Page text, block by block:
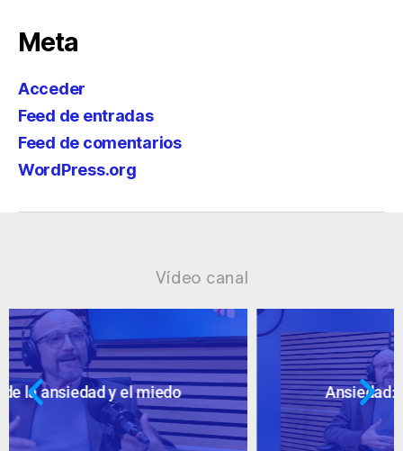
Meta
Acceder
Feed de entradas
Feed de comentarios
WordPress.org
Vídeo canal
Ansiedad: supuestos cuestionables